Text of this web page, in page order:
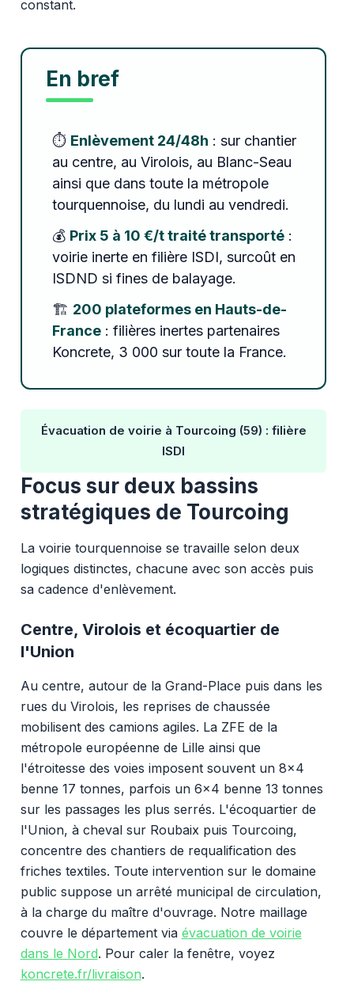
constant.
En bref
⏱️ Enlèvement 24/48h : sur chantier
au centre, au Virolois, au Blanc-Seau
ainsi que dans toute la métropole
tourquennoise, du lundi au vendredi.
💰 Prix 5 à 10 €/t traité transporté:
voirie inerte en filière ISDI, surcoût en
ISDND si fines de balayage.
🏗️ 200 plateformes en Hauts-de-
France: filières inertes partenaires
Koncrete, 3 000 sur toute la France.
Évacuation de voirie à Tourcoing (59) : filière
ISDI
Focus sur deux bassins
stratégiques de Tourcoing
La voirie tourquennoise se travaille selon deux
logiques distinctes, chacune avec son accès puis
sa cadence d'enlèvement.
Centre, Virolois et écoquartier de
l'Union
Au centre, autour de la Grand-Place puis dans les
rues du Virolois, les reprises de chaussée
mobilisent des camions agiles. La ZFE de la
métropole européenne de Lille ainsi que
l'étroitesse des voies imposent souvent un 8x4
benne 17 tonnes, parfois un 6x4 benne 13 tonnes
sur les passages les plus serrés. L'écoquartier de
l'Union, à cheval sur Roubaix puis Tourcoing,
concentre des chantiers de requalification des
friches textiles. Toute intervention sur le domaine
public suppose un arrêté municipal de circulation,
à la charge du maître d'ouvrage. Notre maillage
couvre le département via évacuation de voirie
dans le Nord. Pour caler la fenêtre, voyez
koncrete.fr/livraison.